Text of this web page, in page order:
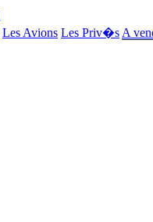
Les Avions Les Priv�s A